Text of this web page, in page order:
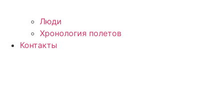
Люди
Хронология полетов
Контакты